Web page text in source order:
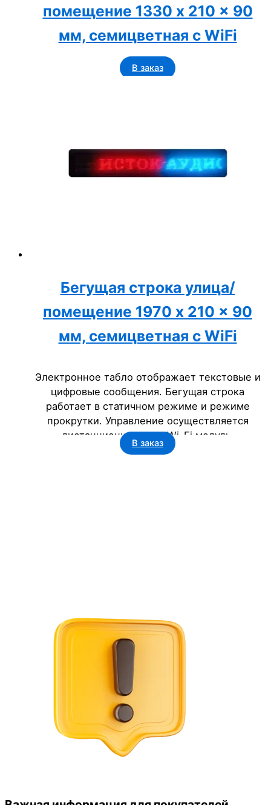
помещение 1330 x 210 x 90
мм, семицветная с WiFi
В заказ
Бегущая строка улица/
помещение 1970 x 210 x 90
мм, семицветная с WiFi
Электронное табло отображает текстовые и
цифровые сообщения. Бегущая строка
работает в статичном режиме и режиме
прокрутки. Управление осуществляется
дистанционно через Wi-Fi модуль.
Семицветная светодиодная подсветка
В заказ